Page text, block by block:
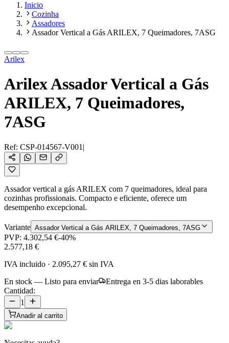
Inicio
Cozinha
Assadores
Assador Vertical a Gás ARILEX, 7 Queimadores, 7ASG
Arilex
Arilex Assador Vertical a Gás
ARILEX, 7 Queimadores,
7ASG
Ref: CSP-014567-V001 |
Assador vertical a gás ARILEX com 7 queimadores, ideal para
cozinhas profissionais. Compacto e eficiente, oferece um
desempenho excepcional.
Variante Assador Vertical a Gás ARILEX, 7 Queimadores, 7ASG
PVP: 4.302,54 €-40%
2.577,18 €
IVA incluido · 2.095,27 € sin IVA
En stock — Listo para enviar
Entrega en 3-5 dias laborables
Cantidad:
1
Anadir al carrito